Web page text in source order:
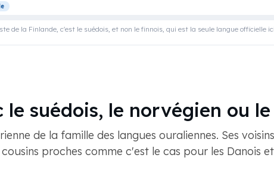
de la Finlande, c'est le suédois, et non le finnois, qui est la seule langue officielle
le suédois, le norvégien ou
de la famille des langues ouraliennes. Ses
​​proches comme c'est le cas pour les Danois